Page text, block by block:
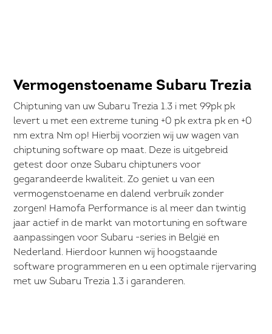
Vermogenstoename Subaru Trezia
Chiptuning van uw Subaru Trezia 1.3 i met 99pk pk
levert u met een extreme tuning +0 pk extra pk en +0
nm extra Nm op! Hierbij voorzien wij uw wagen van
chiptuning software op maat. Deze is uitgebreid
getest door onze Subaru chiptuners voor
gegarandeerde kwaliteit. Zo geniet u van een
vermogenstoename en dalend verbruik zonder
zorgen! Hamofa Performance is al meer dan twintig
jaar actief in de markt van motortuning en software
aanpassingen voor Subaru -series in België en
Nederland. Hierdoor kunnen wij hoogstaande
software programmeren en u een optimale rijervaring
met uw Subaru Trezia 1.3 i garanderen.